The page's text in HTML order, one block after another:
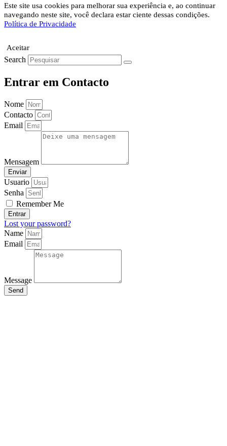
Este site usa cookies para melhorar sua experiência e, ao continuar
navegando neste site, você declara estar ciente dessas condições.
Política de Privacidade
Aceitar
Search
Entrar em Contacto
Nome
Contacto
Email
Mensagem
Enviar
Usuario
Senha
Remember Me
Entrar
Lost your password?
Name
Email
Message
Send